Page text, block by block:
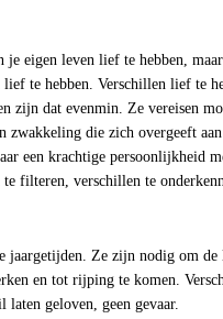
eigen leven lief te hebben,
te hebben. Verschillen lief te
zijn dat evenmin. Ze vereisen
zwakkeling die zich overgeeft
een krachtige persoonlijkheid
filteren, verschillen te
Ze zijn nodig om de
en tot rijping te komen.
geloven, geen gevaar.